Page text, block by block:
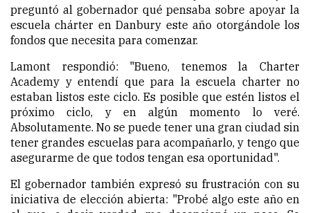
preguntó al gobernador qué pensaba sobre apoyar la
escuela chárter en Danbury este año otorgándole los
fondos que necesita para comenzar.
Lamont respondió: "Bueno, tenemos la Charter
Academy y entendí que para la escuela charter no
estaban listos este ciclo. Es posible que estén listos el
próximo ciclo, y en algún momento lo veré.
Absolutamente. No se puede tener una gran ciudad sin
tener grandes escuelas para acompañarlo, y tengo que
asegurarme de que todos tengan esa oportunidad".
El gobernador también expresó su frustración con su
iniciativa de elección abierta: "Probé algo este año en